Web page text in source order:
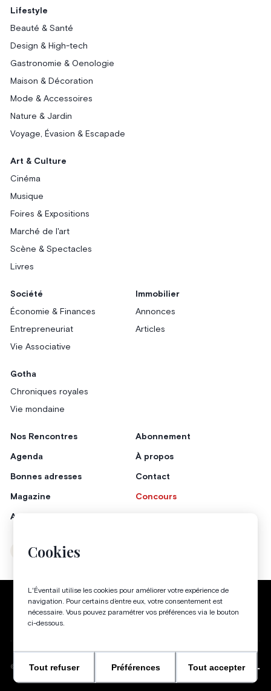
Cookies
L'Éventail utilise les cookies pour améliorer votre expérience de
navigation. Pour certains d’entre eux, votre consentement est
nécessaire. Vous pouvez paramétrer vos préférences via le bouton
ci-dessous.
Tout refuser Préférences Tout accepter
Lifestyle
Beauté & Santé
Design & High-tech
Gastronomie & Oenologie
Maison & Décoration
Mode & Accessoires
Nature & Jardin
Voyage, Évasion & Escapade
Art & Culture
Cinéma
Musique
Foires & Expositions
Marché de l'art
Scène & Spectacles
Livres
Société
Économie & Finances
Entrepreneuriat
Vie Associative
Immobilier
Annonces
Articles
Gotha
Chroniques royales
Vie mondaine
Nos Rencontres
Agenda
Bonnes adresses
Magazine
Annonceurs
Abonnement
À propos
Contact
Concours
Instagram
Politique de confidentialité Conditions générales
Gestion des cookies
© 2026-TOUS DROITS RÉSERVÉS WEBSITE BY